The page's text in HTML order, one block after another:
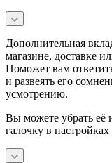
Дополнительная
магазине, доставке
Поможет вам
и развеять его
усмотрению.
Вы можете убрать её
галочку в